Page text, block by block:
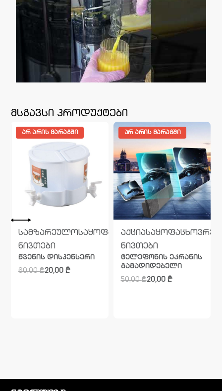
მსგავსი პროდუქტები
საყოფაცხოვრებო
ᲐᲠ ᲐᲠᲘᲡ ᲛᲐᲠᲐᲒᲨᲘ
სამზარეულოსაყოფაცხოვრებო
ნივთები
წვენის დისპენსერი
60,00₾20,00 ₾
ᲐᲠ ᲐᲠᲘᲡ ᲛᲐᲠᲐᲒᲨᲘ
აქცია
ნივთები
ტელეფონის ეკრანის
გამადიდებელი
50,00₾20,00 ₾